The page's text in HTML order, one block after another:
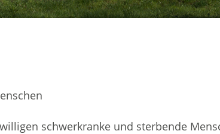
schwerkranke und sterbende